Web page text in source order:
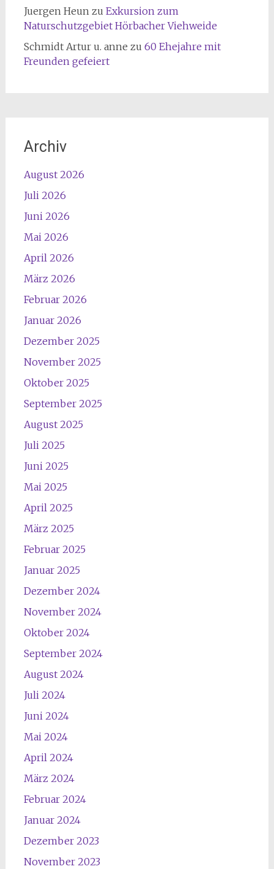
Juergen Heunzu Exkursion zum
Naturschutzgebiet Hörbacher Viehweide
Schmidt Artur u. anne zu 60 Ehejahre mit
Freunden gefeiert
Archiv
August 2026
Juli 2026
Juni 2026
Mai 2026
April 2026
März 2026
Februar 2026
Januar 2026
Dezember 2025
November 2025
Oktober 2025
September 2025
August 2025
Juli 2025
Juni 2025
Mai 2025
April 2025
März 2025
Februar 2025
Januar 2025
Dezember 2024
November 2024
Oktober 2024
September 2024
August 2024
Juli 2024
Juni 2024
Mai 2024
April 2024
März 2024
Februar 2024
Januar 2024
Dezember 2023
November 2023